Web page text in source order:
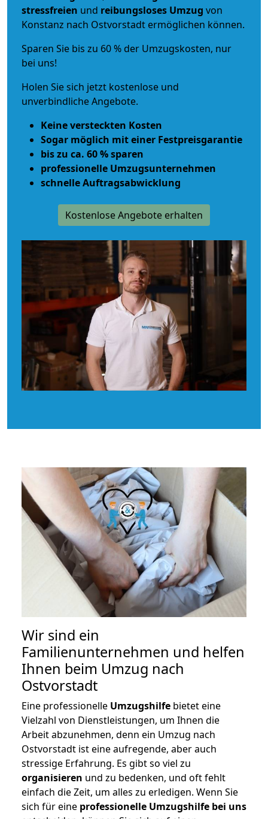
stressfreien und reibungsloses Umzug von
Konstanz nach Ostvorstadt ermöglichen können.
Sparen Sie bis zu 60 % der Umzugskosten, nur
bei uns!
Holen Sie sich jetzt kostenlose und
unverbindliche Angebote.
Keine versteckten Kosten
Sogar möglich mit einer Festpreisgarantie
bis zu ca. 60 % sparen
professionelle Umzugsunternehmen
schnelle Auftragsabwicklung
Kostenlose Angebote erhalten
Wir sind ein
Familienunternehmen und helfen
Ihnen beim Umzug nach
Ostvorstadt
Eine professionelle Umzugshilfe bietet eine
Vielzahl von Dienstleistungen, um Ihnen die
Arbeit abzunehmen, denn ein Umzug nach
Ostvorstadt ist eine aufregende, aber auch
stressige Erfahrung. Es gibt so viel zu
organisieren und zu bedenken, und oft fehlt
einfach die Zeit, um alles zu erledigen. Wenn Sie
sich für eine professionelle Umzugshilfe bei uns